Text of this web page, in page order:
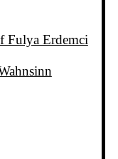
Fulya Erdemci